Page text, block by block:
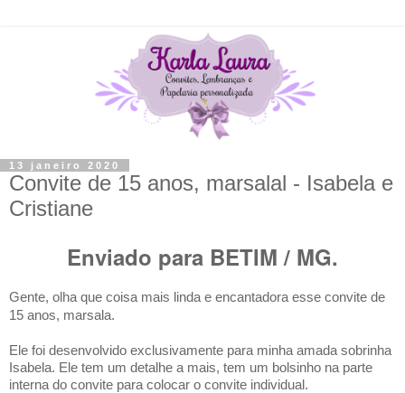
13 janeiro 2020
Convite de 15 anos, marsalal - Isabela e
Cristiane
Enviado para BETIM / MG.
Gente, olha que coisa mais linda e encantadora esse convite de
15 anos, marsala.
Ele foi desenvolvido exclusivamente para minha amada sobrinha
Isabela. Ele tem um detalhe a mais, tem um bolsinho na parte
interna do convite para colocar o convite individual.